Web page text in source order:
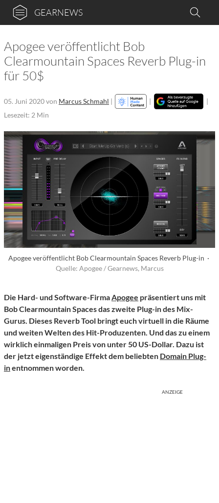
GEARNEWS
Apogee veröffentlicht Bob
Clearmountain Spaces Reverb Plug-in
für 50$
05. Juni 2020von Marcus Schmahl | |
|
Lesezeit: 2 Min
Apogee veröffentlicht Bob Clearmountain Spaces Reverb Plug-in ·
Quelle: Apogee / Gearnews, Marcus
Die Hard- und Software-FirmaApogee präsentiert uns mit
Bob Clearmountain Spaces das zweite Plug-in des Mix-
Gurus. Dieses Reverb Tool bringt euch virtuell in die Räume
und weiten Welten des Hit-Produzenten. Und das zu einem
wirklich einmaligen Preis von unter 50 US-Dollar. Dazu ist
der jetzt eigenständige Effekt dem beliebten Domain Plug-
inentnommen worden.
ANZEIGE